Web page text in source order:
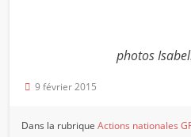
photos
9 février 2015
Dans la rubriqueActions nationales